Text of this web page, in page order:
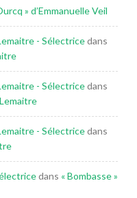
» d’Emmanuelle Veil
- Sélectricedans
- Sélectricedans
- Sélectricedans
dans « Bombasse »